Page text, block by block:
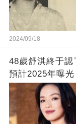
2024/09/18
48歲舒淇終于認
預計2025年曝光